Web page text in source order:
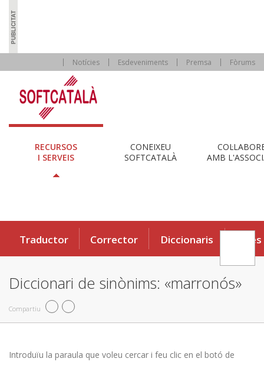
Notícies Esdeveniments Premsa Fòrums
RECURSOS
I SERVEIS
CONEIXEU
SOFTCATALÀ
AMB
Traductor Corrector Diccionaris Eines
Diccionari de sinònims: «marronós»
Compartiu
Introduïu la paraula que voleu cercar i feu clic en el botó de